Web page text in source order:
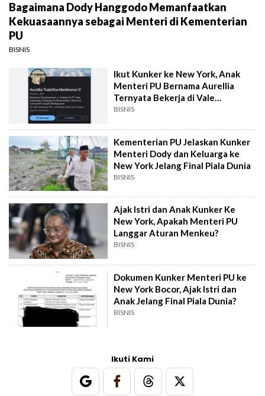
Bagaimana Dody Hanggodo Memanfaatkan
Kekuasaannya sebagai Menteri di Kementerian
PU
BISNIS
Ikut Kunker ke New York, Anak
Menteri PU Bernama Aurellia
Ternyata Bekerja di Vale
Indonesia
BISNIS
Kementerian PU Jelaskan Kunker
Menteri Dody dan Keluarga ke
New York Jelang Final Piala Dunia
BISNIS
Ajak Istri dan Anak Kunker Ke
New York, Apakah Menteri PU
Langgar Aturan Menkeu?
BISNIS
Dokumen Kunker Menteri PU ke
New York Bocor, Ajak Istri dan
Anak Jelang Final Piala Dunia?
BISNIS
Ikuti Kami